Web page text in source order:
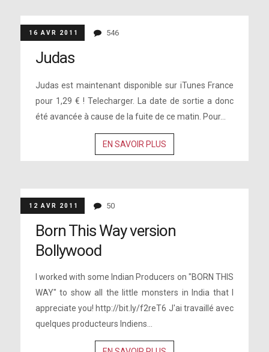
16 AVR 2011 546
Judas
Judas est maintenant disponible sur iTunes France
pour 1,29 € ! Telecharger. La date de sortie a donc
été avancée à cause de la fuite de ce matin. Pour...
EN SAVOIR PLUS
12 AVR 2011 50
Born This Way version
Bollywood
I worked with some Indian Producers on "BORN THIS
WAY" to show all the little monsters in India that I
appreciate you! http://bit.ly/f2reT6 J'ai travaillé avec
quelques producteurs Indiens...